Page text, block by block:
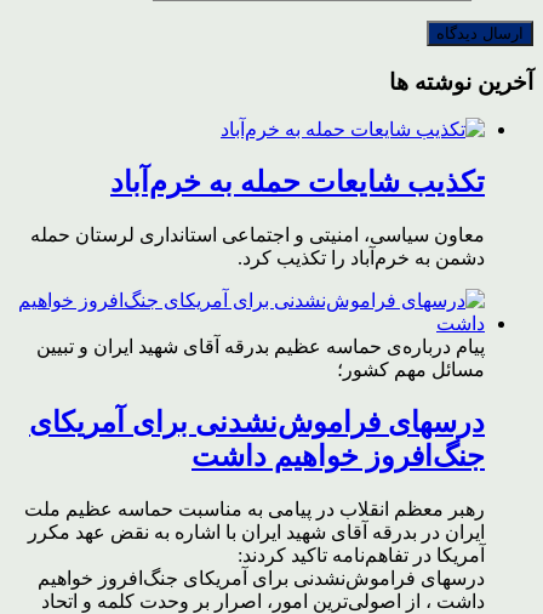
آخرین نوشته ها
تکذیب شایعات حمله به خرم‌آباد
معاون سیاسی، امنیتی و اجتماعی استانداری لرستان حمله
دشمن به خرم‌آباد را تکذیب کرد.
پیام درباره‌ی حماسه عظیم بدرقه آقای شهید ایران و تبیین
مسائل مهم کشور؛
درسهای فراموش‌نشدنی برای آمریکای
جنگ‌افروز خواهیم داشت
رهبر معظم انقلاب در پیامی به مناسبت حماسه عظیم ملت
ایران در بدرقه آقای شهید ایران با اشاره به نقض عهد مکرر
آمریکا در تفاهم‌نامه تاکید کردند:
درسهای فراموش‌نشدنی برای آمریکای جنگ‌افروز خواهیم
داشت ، از اصولی‌ترین امور، اصرار بر وحدت کلمه و اتحاد